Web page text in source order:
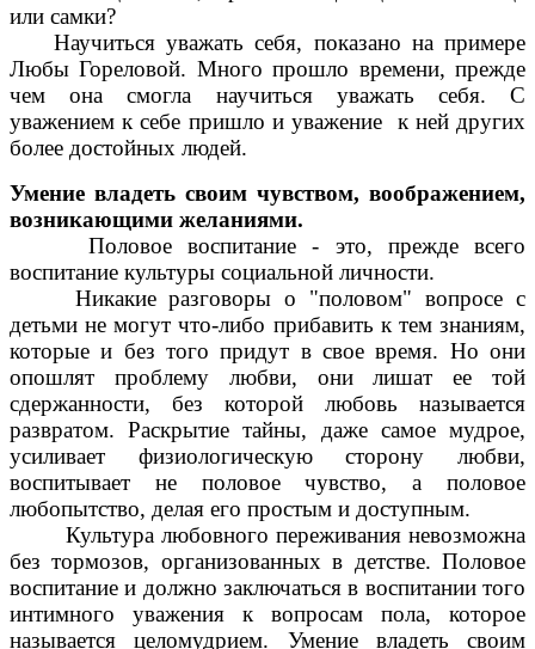
или самки?
Научиться уважать себя, показано на примере
Любы Гореловой. Много прошло времени, прежде
чем она смогла научиться уважать себя. С
уважением к себе пришло и уважение к ней других
более достойных людей.
Умение владеть своим чувством, воображением,
возникающими желаниями.
Половое воспитание - это, прежде всего
воспитание культуры социальной личности.
Никакие разговоры о "половом" вопросе с
детьми не могут что-либо прибавить к тем знаниям,
которые и без того придут в свое время. Но они
опошлят проблему любви, они лишат ее той
сдержанности, без которой любовь называется
развратом. Раскрытие тайны, даже самое мудрое,
усиливает физиологическую сторону любви,
воспитывает не половое чувство, а половое
любопытство, делая его простым и доступным.
Культура любовного переживания невозможна
без тормозов, организованных в детстве. Половое
воспитание и должно заключаться в воспитании того
интимного уважения к вопросам пола, которое
называется целомудрием. Умение владеть своим